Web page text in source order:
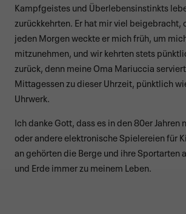
Kampfgeistes und Überlebensinstinkts
zurückkehrten. Er hat mir viel beigebracht,
jeden Morgen weckte er mich früh, um
mitzunehmen, und wir kehrten stets
zurück, denn meine Oma Mariuccia
Mittagessen zu dieser Uhrzeit, pünktlich
Uhrwerk.
Ich danke Gott, dass es in den 80er Jahren
oder andere elektronische Spielereien für
an gehörten die Berge und ihre Sportarten
und Erde immer zu meinem Leben.